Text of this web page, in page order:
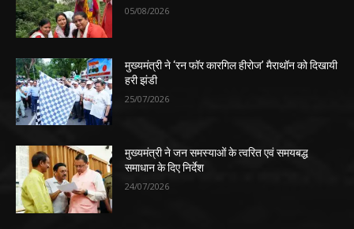
05/08/2026
मुख्यमंत्री ने ‘रन फॉर कारगिल हीरोज’ मैराथॉन को दिखायी
हरी झंडी
25/07/2026
मुख्यमंत्री ने जन समस्याओं के त्वरित एवं समयबद्ध
समाधान के दिए निर्देश
24/07/2026